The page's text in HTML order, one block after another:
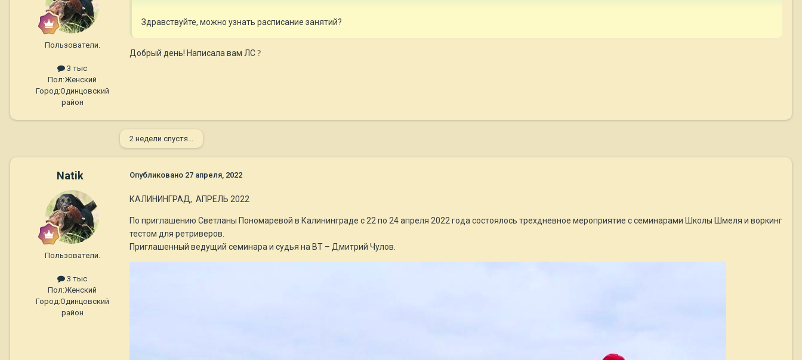
Пользователи.
3 тыс
Пол:Женский
Город:Одинцовский
район
Здравствуйте, можно узнать расписание занятий?
Добрый день! Написала вам ЛС?
2 недели спустя...
Natik
Пользователи.
3 тыс
Пол:Женский
Город:Одинцовский
район
Опубликовано 27 апреля, 2022
КАЛИНИНГРАД, АПРЕЛЬ 2022
По приглашению Светланы Пономаревой в Калининграде с 22 по 24 апреля 2022 года состоялось трехдневное мероприятие с семинарами Школы Шмеля и воркинг
тестом для ретриверов.
Приглашенный ведущий семинара и судья на ВТ – Дмитрий Чулов.